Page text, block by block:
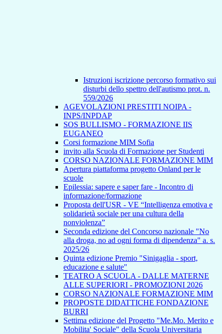
Istruzioni iscrizione percorso formativo sui
disturbi dello spettro dell'autismo prot. n.
559/2026
AGEVOLAZIONI PRESTITI NOIPA -
INPS/INPDAP
SOS BULLISMO - FORMAZIONE IIS
EUGANEO
Corsi formazione MIM Sofia
invito alla Scuola di Formazione per Studenti
CORSO NAZIONALE FORMAZIONE MIM
Apertura piattaforma progetto Onland per le
scuole
Epilessia: sapere e saper fare - Incontro di
informazione/formazione
Proposta dell'USR - VE “Intelligenza emotiva e
solidarietà sociale per una cultura della
nonviolenza”
Seconda edizione del Concorso nazionale "No
alla droga, no ad ogni forma di dipendenza" a. s.
2025/26
Quinta edizione Premio "Sinigaglia - sport,
educazione e salute"
TEATRO A SCUOLA - DALLE MATERNE
ALLE SUPERIORI - PROMOZIONI 2026
CORSO NAZIONALE FORMAZIONE MIM
PROPOSTE DIDATTICHE FONDAZIONE
BURRI
Settima edizione del Progetto "Me.Mo. Merito e
Mobilita' Sociale" della Scuola Universitaria